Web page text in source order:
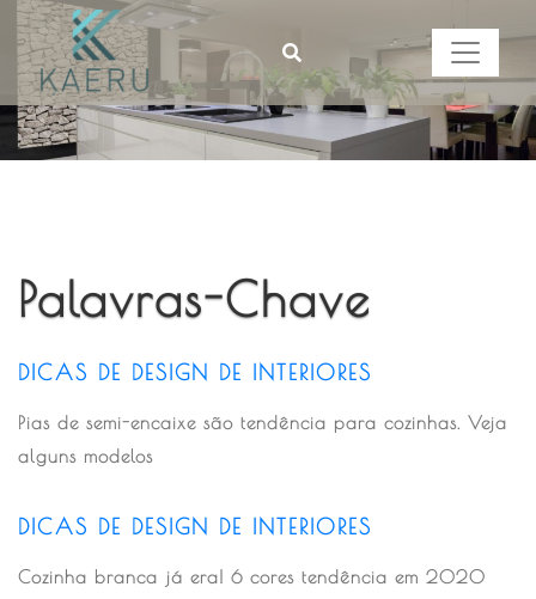
Palavras-Chave
DICAS DE DESIGN DE INTERIORES
Pias de semi-encaixe são tendência para cozinhas. Veja
alguns modelos
DICAS DE DESIGN DE INTERIORES
Cozinha branca já era! 6 cores tendência em 2020